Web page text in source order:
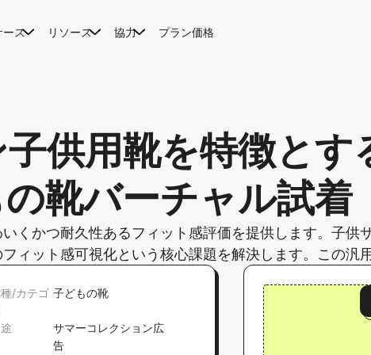
ース リソース 協力 プラン価格
供用靴を特徴とす
の靴バーチャル試着
くかつ耐久性あるフィット感評価を提供します。子供
ィット感可視化という核心課題を解決します。この汎
/カテゴ 子どもの靴
サマーコレクション広
告